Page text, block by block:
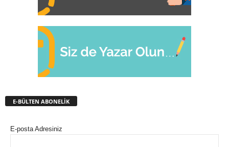
E-BÜLTEN ABONELİK
E-posta Adresiniz